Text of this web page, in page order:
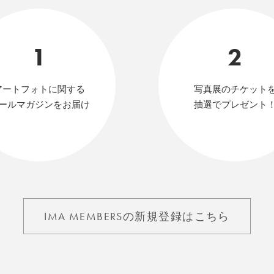
1
ートフォトに関する
ルマガジンをお届け
2
写真展のチケット
抽選でプレゼント
IMA MEMBERSの新規登録はこちら